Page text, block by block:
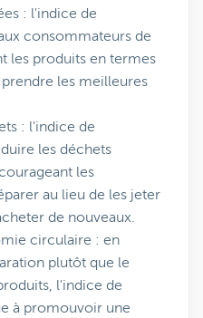
: l'indice de
consommateurs de
les produits en termes
les meilleures
: l'indice de
les déchets
les
au lieu de les jeter
de nouveaux.
circulaire : en
plutôt que le
l'indice de
à promouvoir une